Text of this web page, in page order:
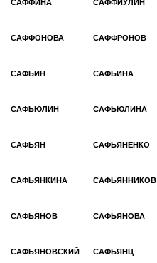
САФФИНА САФФИУЛИН
САФФОНОВА САФФРОНОВ
САФЬИН САФЬИНА
САФЬЮЛИН САФЬЮЛИНА
САФЬЯН САФЬЯНЕНКО
САФЬЯНКИНА САФЬЯННИКОВ
САФЬЯНОВ САФЬЯНОВА
САФЬЯНОВСКИЙ САФЬЯНЦ